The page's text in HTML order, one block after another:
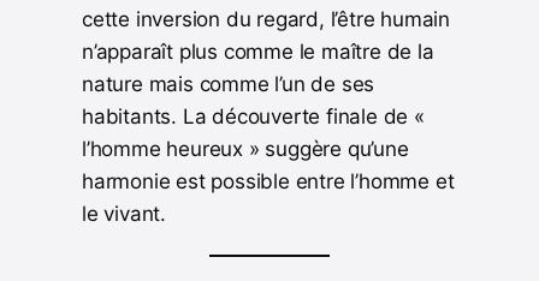
cette inversion du regard, l’être humain
n’apparaît plus comme le maître de la
nature mais comme l’un de ses
habitants. La découverte finale de «
l’homme heureux » suggère qu’une
harmonie est possible entre l’homme et
le vivant.